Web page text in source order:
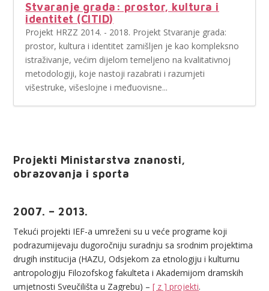
Stvaranje grada: prostor, kultura i
identitet (CITID)
Projekt HRZZ 2014. - 2018. Projekt Stvaranje grada:
prostor, kultura i identitet zamišljen je kao kompleksno
istraživanje, većim dijelom temeljeno na kvalitativnoj
metodologiji, koje nastoji razabrati i razumjeti
višestruke, višeslojne i međuovisne...
Projekti Ministarstva znanosti,
obrazovanja i sporta
2007. – 2013.
Tekući projekti IEF-a umreženi su u veće programe koji
podrazumijevaju dugoročniju suradnju sa srodnim projektima
drugih institucija (HAZU, Odsjekom za etnologiju i kulturnu
antropologiju Filozofskog fakulteta i Akademijom dramskih
umjetnosti Sveučilišta u Zagrebu) –[ z ] projekti.